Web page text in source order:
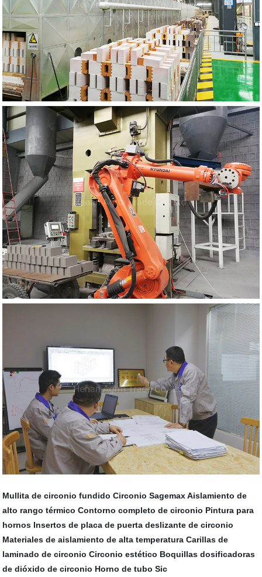
Mullita de circonio fundido Circonio Sagemax Aislamiento de
alto rango térmico Contorno completo de circonio Pintura para
hornos Insertos de placa de puerta deslizante de circonio
Materiales de aislamiento de alta temperatura Carillas de
laminado de circonio Circonio estético Boquillas dosificadoras
de dióxido de circonio Horno de tubo Sic